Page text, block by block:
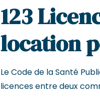
123
location
Le Code de la Santé
licences entre deux